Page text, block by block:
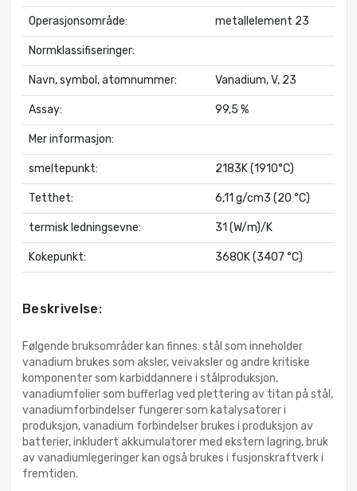
Operasjonsområde: metallelement 23
Normklassifiseringer:
Navn, symbol, atomnummer: Vanadium, V, 23
Assay: 99,5 %
Mer informasjon:
smeltepunkt: 2183K (1910°C)
Tetthet: 6,11 g/cm3 (20 °C)
termisk ledningsevne: 31 (W/m)/K
Kokepunkt: 3680K (3407 °C)
Beskrivelse:
Følgende bruksområder kan finnes: stål som inneholder
vanadium brukes som aksler, veivaksler og andre kritiske
komponenter som karbiddannere i stålproduksjon,
vanadiumfolier som bufferlag ved plettering av titan på stål,
vanadiumforbindelser fungerer som katalysatorer i
produksjon, vanadium forbindelser brukes i produksjon av
batterier, inkludert akkumulatorer med ekstern lagring, bruk
av vanadiumlegeringer kan også brukes i fusjonskraftverk i
fremtiden.